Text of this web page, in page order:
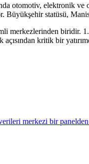
otomotiv, elektronik
statüsü,
merkezlerinden biridir.
kritik bir
merkezi bir